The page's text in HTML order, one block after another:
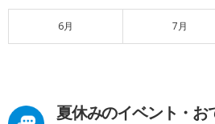
6月 7月
夏休みのイベント・お